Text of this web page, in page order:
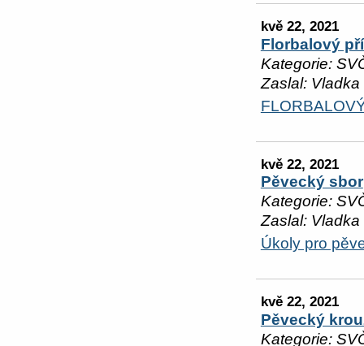
kvě 22, 2021
Florbalový
Kategorie:
Zaslal: Vladka
kvě 22, 2021
Pěvecký sbor
Kategorie:
Zaslal: Vladka
Úkoly pro
kvě 22, 2021
Pěvecký
Kategorie: